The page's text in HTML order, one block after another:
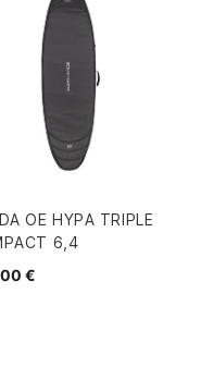
OE HYPA TRIPLE
6,4
€